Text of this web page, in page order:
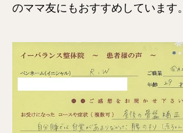
のママ友にもおすすめしています。